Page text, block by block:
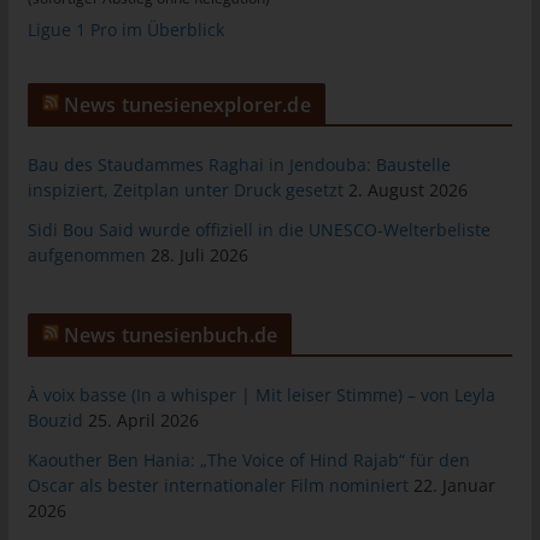
Ligue 1 Pro im Überblick
News tunesienexplorer.de
Bau des Staudammes Raghai in Jendouba: Baustelle
inspiziert, Zeitplan unter Druck gesetzt 2. August 2026
Sidi Bou Said wurde offiziell in die UNESCO-Welterbeliste
aufgenommen 28. Juli 2026
News tunesienbuch.de
À voix basse (In a whisper | Mit leiser Stimme) – von Leyla
Bouzid 25. April 2026
Kaouther Ben Hania: „The Voice of Hind Rajab“ für den
Oscar als bester internationaler Film nominiert 22. Januar
2026
tunesienfussball.de
Rue 2 Mars
Telefon: +216 216 16 616
Die Internetseiten verwenden Cookies. Cookies sind
Textdateien, welche über einen Internetbrowser auf einem
Zahlreiche Internetseiten und Server verwenden Cookies. Viele
Cookies enthalten eine sogenannte Cookie-ID. Eine Cookie-ID
ist eine eindeutige Kennung des Cookies. Sie besteht aus einer
Zeichenfolge, durch welche Internetseiten und Server dem
konkreten Internetbrowser zugeordnet werden können, in dem